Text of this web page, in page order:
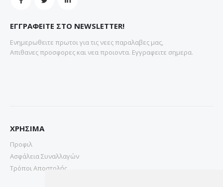
ΕΓΓΡΑΦΕΙΤΕ ΣΤΟ NEWSLETTER!
Ενημερωθειτε πρωτοι για τις νεες παραλαβες μας,
Απιθανες προσφορες και νεα προιοντα. Εγγραφειτε σημερα.
ΧΡΗΣΙΜΑ
Προφιλ
Ασφάλεια Συναλλαγών
Τρόποι Αποστολής